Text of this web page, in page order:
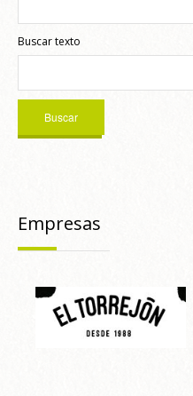
Buscar texto
Empresas